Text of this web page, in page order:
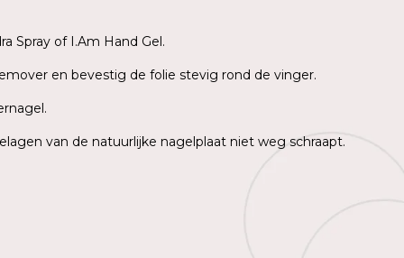
Spray of I.Am Hand Gel.
en bevestig de folie stevig rond de vinger.
van de natuurlijke nagelplaat niet weg schraapt.